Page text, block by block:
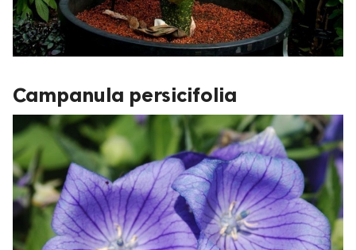
Campanula persicifolia